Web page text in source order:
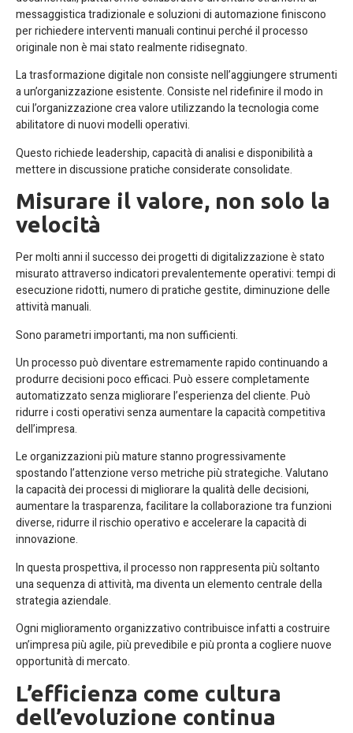
messaggistica tradizionale e soluzioni di automazione finiscono
per richiedere interventi manuali continui perché il processo
originale non è mai stato realmente ridisegnato.
La trasformazione digitale non consiste nell’aggiungere strumenti
a un’organizzazione esistente. Consiste nel ridefinire il modo in
cui l’organizzazione crea valore utilizzando la tecnologia come
abilitatore di nuovi modelli operativi.
Questo richiede leadership, capacità di analisi e disponibilità a
mettere in discussione pratiche considerate consolidate.
Misurare il valore, non solo la
velocità
Per molti anni il successo dei progetti di digitalizzazione è stato
misurato attraverso indicatori prevalentemente operativi: tempi di
esecuzione ridotti, numero di pratiche gestite, diminuzione delle
attività manuali.
Sono parametri importanti, ma non sufficienti.
Un processo può diventare estremamente rapido continuando a
produrre decisioni poco efficaci. Può essere completamente
automatizzato senza migliorare l’esperienza del cliente. Può
ridurre i costi operativi senza aumentare la capacità competitiva
dell’impresa.
Le organizzazioni più mature stanno progressivamente
spostando l’attenzione verso metriche più strategiche. Valutano
la capacità dei processi di migliorare la qualità delle decisioni,
aumentare la trasparenza, facilitare la collaborazione tra funzioni
diverse, ridurre il rischio operativo e accelerare la capacità di
innovazione.
In questa prospettiva, il processo non rappresenta più soltanto
una sequenza di attività, ma diventa un elemento centrale della
strategia aziendale.
Ogni miglioramento organizzativo contribuisce infatti a costruire
un’impresa più agile, più prevedibile e più pronta a cogliere nuove
opportunità di mercato.
L’efficienza come cultura
dell’evoluzione continua